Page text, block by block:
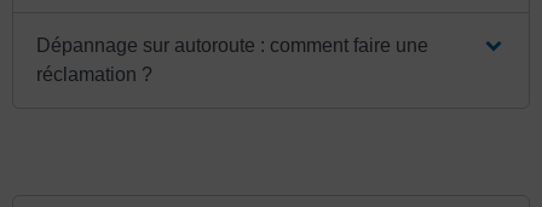
Dépannage sur autoroute : comment faire une
réclamation ?